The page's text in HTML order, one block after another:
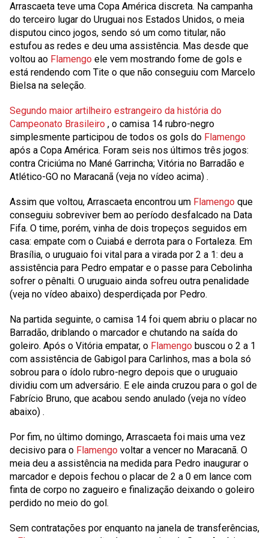
Arrascaeta teve uma Copa América discreta. Na campanha
do terceiro lugar do Uruguai nos Estados Unidos, o meia
disputou cinco jogos, sendo só um como titular, não
estufou as redes e deu uma assistência. Mas desde que
voltou ao Flamengo ele vem mostrando fome de gols e
está rendendo com Tite o que não conseguiu com Marcelo
Bielsa na seleção.
Segundo maior artilheiro estrangeiro da história do
Campeonato Brasileiro , o camisa 14 rubro-negro
simplesmente participou de todos os gols do Flamengo
após a Copa América. Foram seis nos últimos três jogos:
contra Criciúma no Mané Garrincha; Vitória no Barradão e
Atlético-GO no Maracanã (veja no vídeo acima) .
Assim que voltou, Arrascaeta encontrou um Flamengo que
conseguiu sobreviver bem ao período desfalcado na Data
Fifa. O time, porém, vinha de dois tropeços seguidos em
casa: empate com o Cuiabá e derrota para o Fortaleza. Em
Brasília, o uruguaio foi vital para a virada por 2 a 1: deu a
assistência para Pedro empatar e o passe para Cebolinha
sofrer o pênalti. O uruguaio ainda sofreu outra penalidade
(veja no vídeo abaixo) desperdiçada por Pedro.
Na partida seguinte, o camisa 14 foi quem abriu o placar no
Barradão, driblando o marcador e chutando na saída do
goleiro. Após o Vitória empatar, o Flamengo buscou o 2 a 1
com assistência de Gabigol para Carlinhos, mas a bola só
sobrou para o ídolo rubro-negro depois que o uruguaio
dividiu com um adversário. E ele ainda cruzou para o gol de
Fabrício Bruno, que acabou sendo anulado (veja no vídeo
abaixo) .
Por fim, no último domingo, Arrascaeta foi mais uma vez
decisivo para o Flamengo voltar a vencer no Maracanã. O
meia deu a assistência na medida para Pedro inaugurar o
marcador e depois fechou o placar de 2 a 0 em lance com
finta de corpo no zagueiro e finalização deixando o goleiro
perdido no meio do gol.
Sem contratações por enquanto na janela de transferências,